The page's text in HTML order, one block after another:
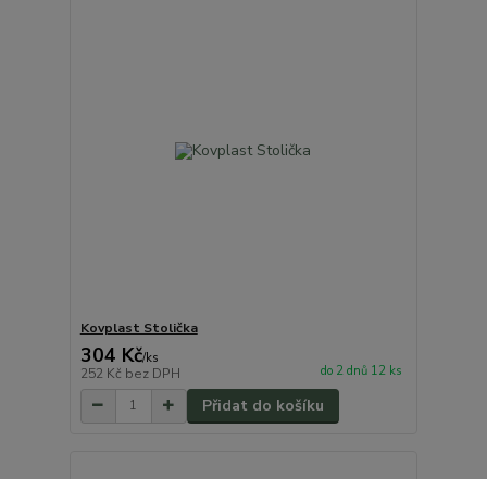
Kovplast Stolička
304 Kč/ks
252 Kč bez DPH do 2 dnů 12 ks
Přidat do košíku